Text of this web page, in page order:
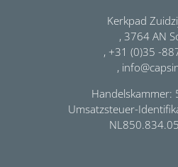
Kerkpad
, 3764 AN
, +31 (0)35 -
,
Handelskammer:
Umsatzsteuer-